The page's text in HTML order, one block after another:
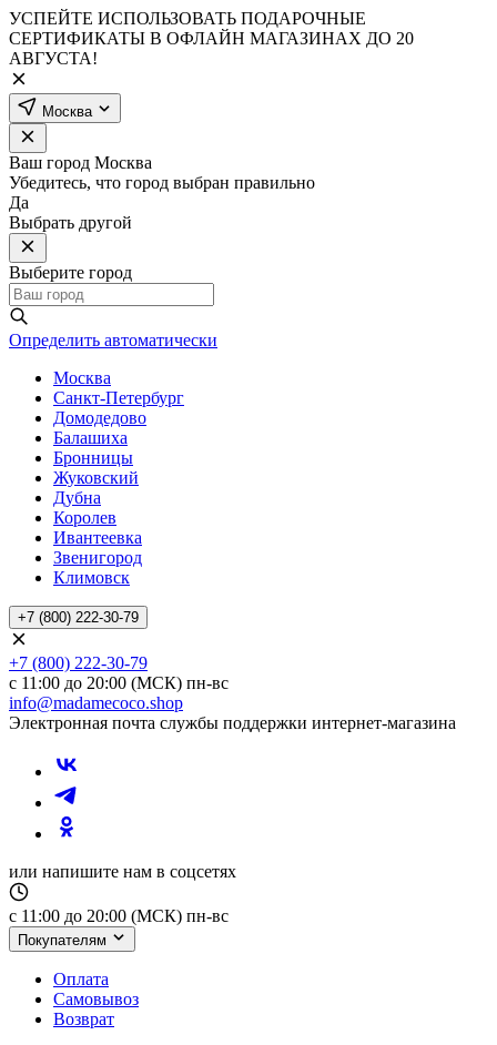
УСПЕЙТЕ ИСПОЛЬЗОВАТЬ ПОДАРОЧНЫЕ
СЕРТИФИКАТЫ В ОФЛАЙН МАГАЗИНАХ ДО 20
АВГУСТА!
Москва
Ваш город Москва
Убедитесь, что город выбран правильно
Да
Выбрать другой
Выберите город
Определить автоматически
Москва
Санкт-Петербург
Домодедово
Балашиха
Бронницы
Жуковский
Дубна
Королев
Ивантеевка
Звенигород
Климовск
+7 (800) 222-30-79
+7 (800) 222-30-79
с 11:00 до 20:00 (МСК) пн-вс
info@madamecoco.shop
Электронная почта службы поддержки интернет-магазина
или напишите нам в соцсетях
с 11:00 до 20:00 (МСК) пн-вс
Покупателям
Оплата
Самовывоз
Возврат